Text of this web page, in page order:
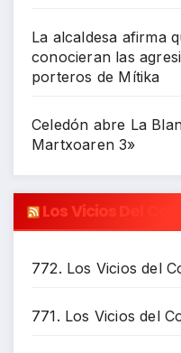
La alcaldesa afirma
conocieran las
porteros de Mítika
Celedón abre La
Martxoaren 3»
Los Vicios Del
772. Los Vicios del
771. Los Vicios del